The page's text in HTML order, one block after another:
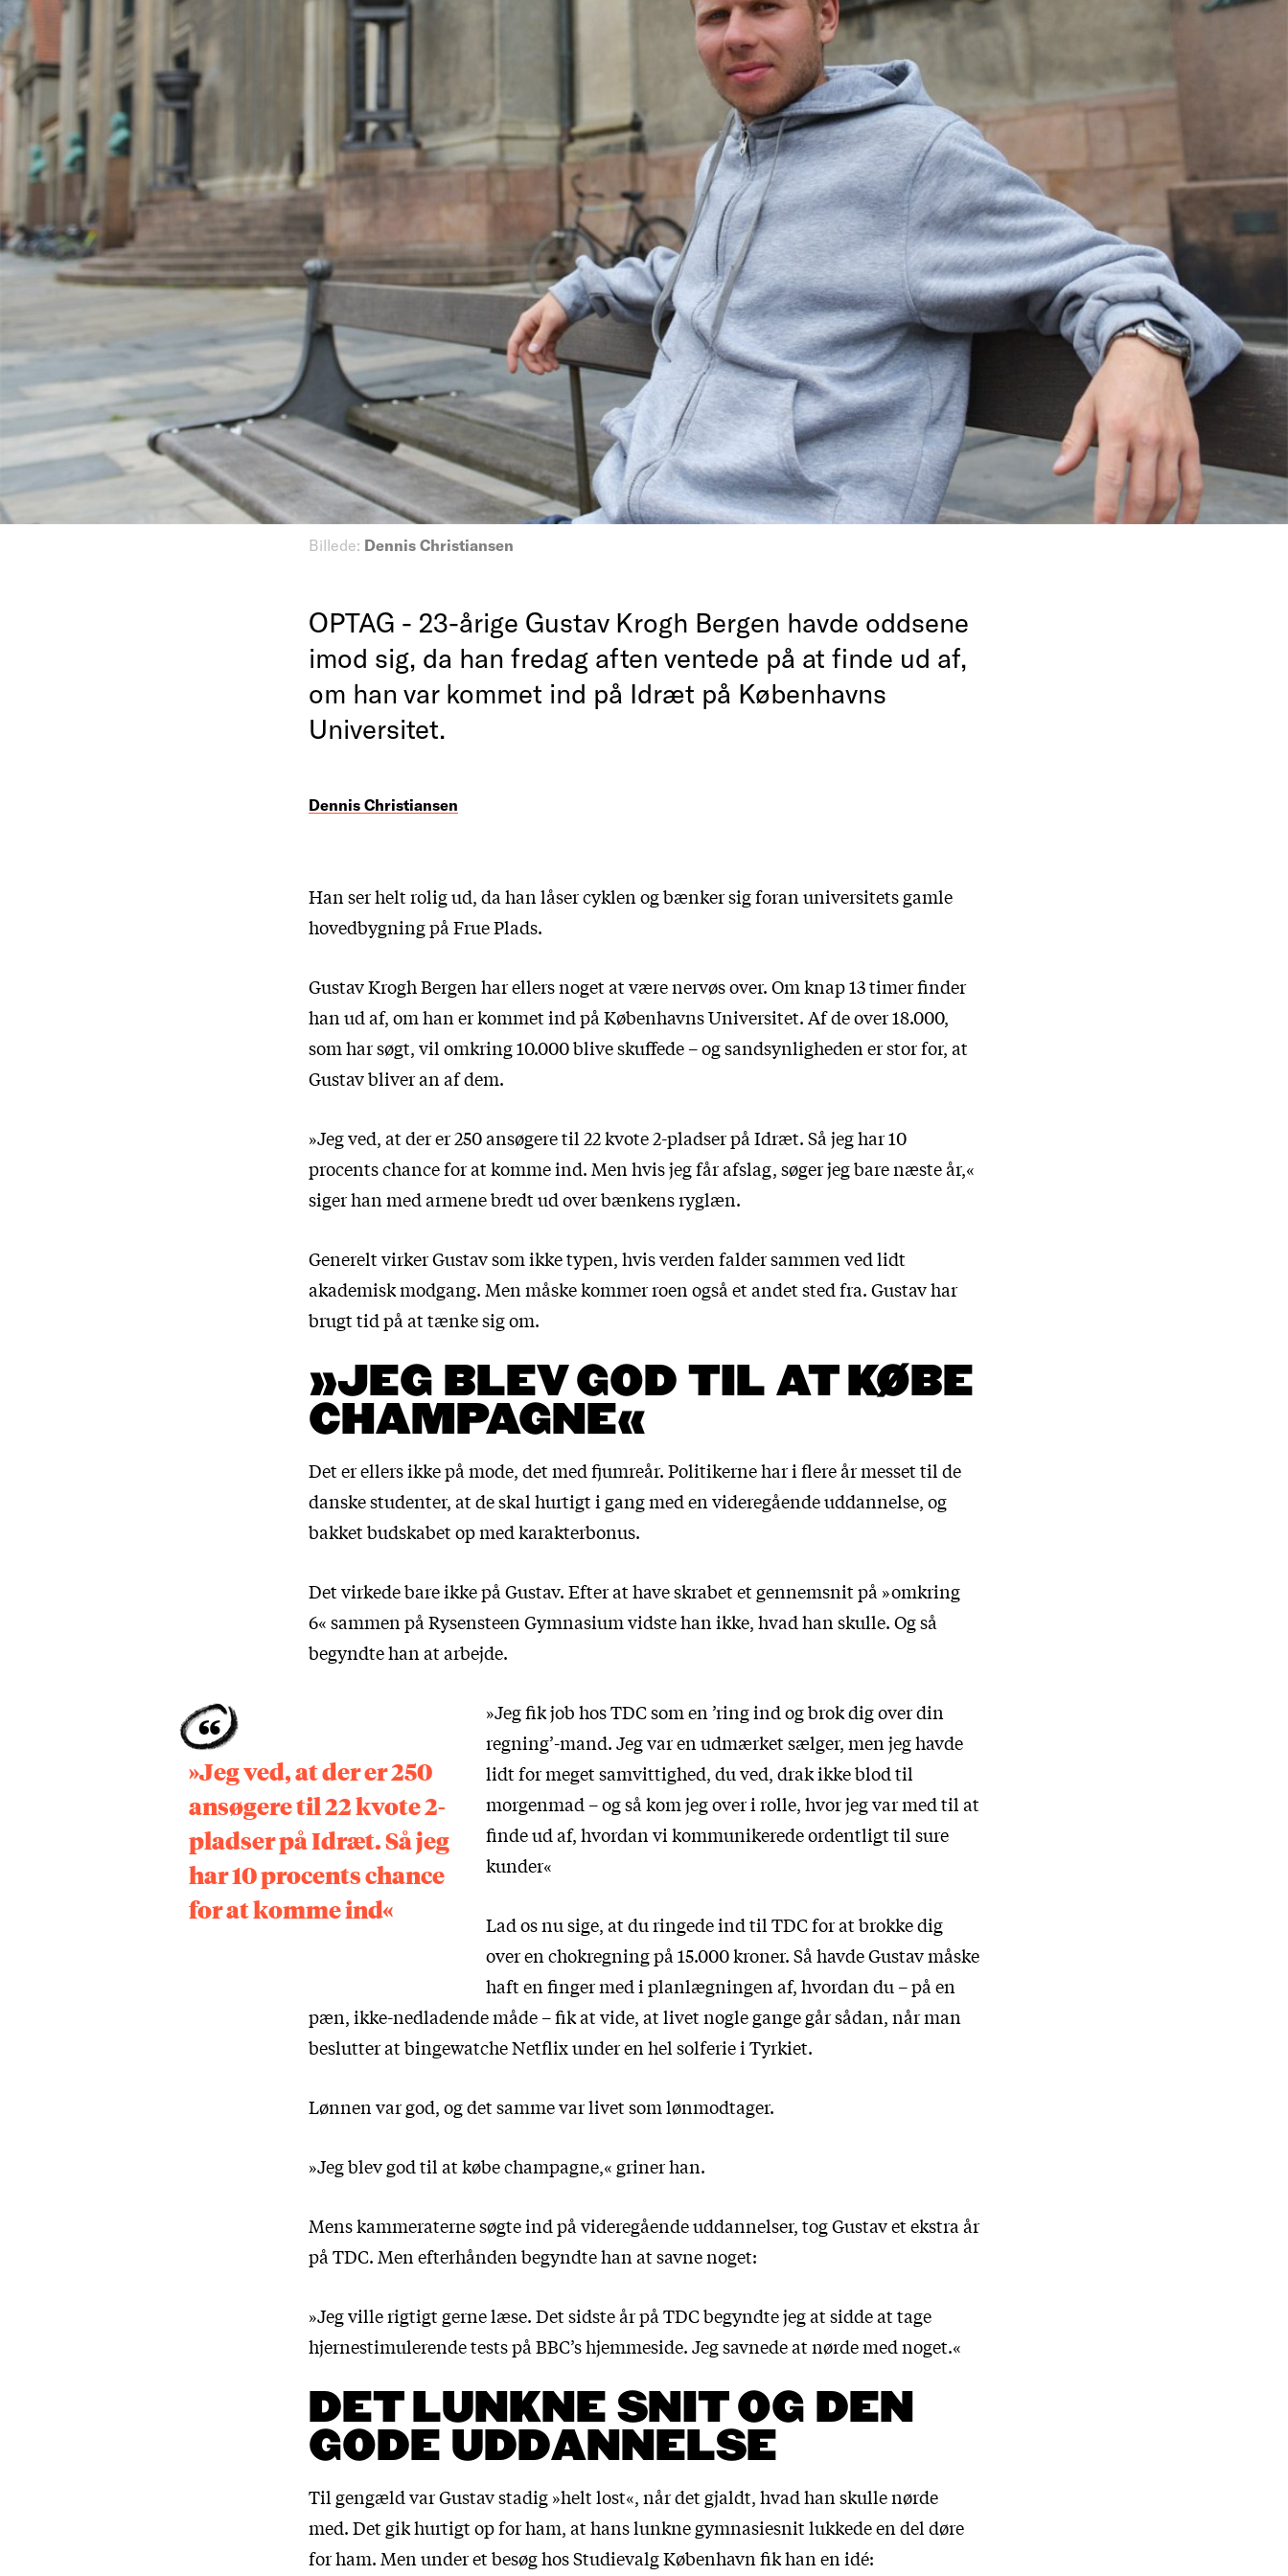
Billede: Dennis Christiansen
OPTAG - 23-årige Gustav Krogh Bergen havde oddsene
imod sig, da han fredag aften ventede på at finde ud af,
om han var kommet ind på Idræt på Københavns
Universitet.
Dennis Christiansen
Han ser helt rolig ud, da han låser cyklen og bænker sig foran universitets gamle
hovedbygning på Frue Plads.
Gustav Krogh Bergen har ellers noget at være nervøs over. Om knap 13 timer finder
han ud af, om han er kommet ind på Københavns Universitet. Af de over 18.000,
som har søgt, vil omkring 10.000 blive skuffede – og sandsynligheden er stor for, at
Gustav bliver an af dem.
»Jeg ved, at der er 250 ansøgere til 22 kvote 2-pladser på Idræt. Så jeg har 10
procents chance for at komme ind. Men hvis jeg får afslag, søger jeg bare næste år,«
siger han med armene bredt ud over bænkens ryglæn.
Generelt virker Gustav som ikke typen, hvis verden falder sammen ved lidt
akademisk modgang. Men måske kommer roen også et andet sted fra. Gustav har
brugt tid på at tænke sig om.
»JEG BLEV GOD TIL AT KØBE
CHAMPAGNE«
Det er ellers ikke på mode, det med fjumreår. Politikerne har i flere år messet til de
danske studenter, at de skal hurtigt i gang med en videregående uddannelse, og
bakket budskabet op med karakterbonus.
Det virkede bare ikke på Gustav. Efter at have skrabet et gennemsnit på »omkring
6« sammen på Rysensteen Gymnasium vidste han ikke, hvad han skulle. Og så
begyndte han at arbejde.
»Jeg ved, at der er 250
ansøgere til 22 kvote 2-
pladser på Idræt. Så jeg
har 10 procents chance
for at komme ind«
»Jeg fik job hos TDC som en ’ring ind og brok dig over din
regning’-mand. Jeg var en udmærket sælger, men jeg havde
lidt for meget samvittighed, du ved, drak ikke blod til
morgenmad – og så kom jeg over i rolle, hvor jeg var med til at
finde ud af, hvordan vi kommunikerede ordentligt til sure
kunder«
Lad os nu sige, at du ringede ind til TDC for at brokke dig
over en chokregning på 15.000 kroner. Så havde Gustav måske
haft en finger med i planlægningen af, hvordan du – på en
pæn, ikke-nedladende måde – fik at vide, at livet nogle gange går sådan, når man
beslutter at bingewatche Netflix under en hel solferie i Tyrkiet.
Lønnen var god, og det samme var livet som lønmodtager.
»Jeg blev god til at købe champagne,« griner han.
Mens kammeraterne søgte ind på videregående uddannelser, tog Gustav et ekstra år
på TDC. Men efterhånden begyndte han at savne noget:
»Jeg ville rigtigt gerne læse. Det sidste år på TDC begyndte jeg at sidde at tage
hjernestimulerende tests på BBC’s hjemmeside. Jeg savnede at nørde med noget.«
DET LUNKNE SNIT OG DEN
GODE UDDANNELSE
Til gengæld var Gustav stadig »helt lost«, når det gjaldt, hvad han skulle nørde
med. Det gik hurtigt op for ham, at hans lunkne gymnasiesnit lukkede en del døre
for ham. Men under et besøg hos Studievalg København fik han en idé: